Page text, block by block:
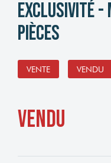
pièces
VENTE VENDU
vendu